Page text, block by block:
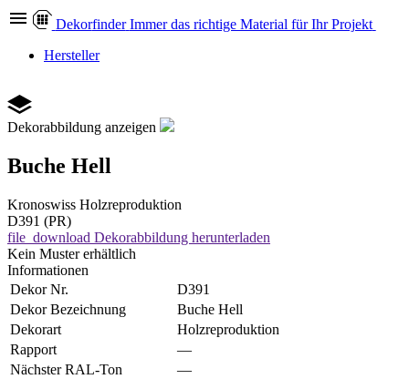
Dekorfinder Immer das richtige Material für Ihr Projekt
Hersteller
Dekorabbildung anzeigen
Buche Hell
Kronoswiss Holzreproduktion
D391 (PR)
file_download Dekorabbildung herunterladen
Kein Muster erhältlich
Informationen
Dekor Nr.
D391
Dekor Bezeichnung
Buche Hell
Dekorart
Holzreproduktion
Rapport
—
Nächster RAL-Ton
—